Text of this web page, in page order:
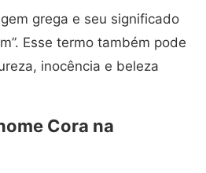
grega e seu significado
Esse termo também pode
inocência e beleza
Cora na